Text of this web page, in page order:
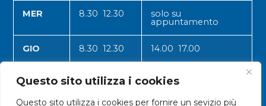
Questo sito utilizza i cookies
Questo sito utilizza i cookies per fornire un sevizio più
MER 8.30 12.30 solo su
appuntamento
GIO 8.30 12.30 14.00 17.00
VEN 8.30 12.30 14.00 17.00